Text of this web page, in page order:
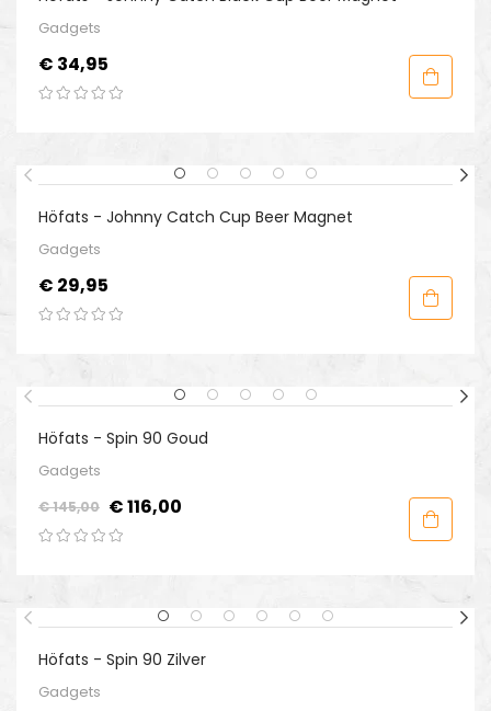
Gadgets
Prijs
€ 34,95
Höfats - Johnny Catch Cup Beer Magnet
Gadgets
Prijs
€ 29,95
Höfats - Spin 90 Goud
Gadgets
Normale
prijs
€ 145,00 Prijs
€ 116,00
Höfats - Spin 90 Zilver
Gadgets